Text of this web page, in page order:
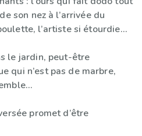
son nez à l’arrivée du
l’artiste si étourdie...
le jardin, peut-être
qui n’est pas de marbre,
promet d’être